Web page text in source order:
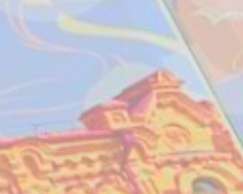
Аксессуары для Аудиогидов
Радиосистема синхронного
Многоканальная автоматическая
экскурсионная система «ENRG»
Студия звукозаписи
Разработка карт маршрутов
Отправить форму